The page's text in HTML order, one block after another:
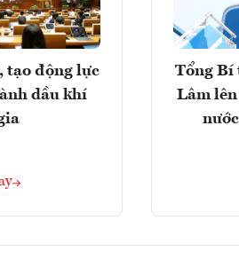
động lực
dầu khí
Tổng Bí
Lâm